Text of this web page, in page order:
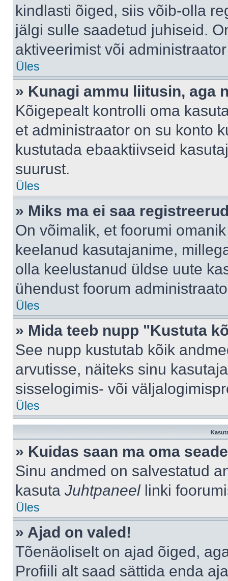
kindlasti õiged, siis võib-olla
jälgi sulle saadetud juhiseid.
aktiveerimist või
Üles
» Kunagi ammu liitusin, aga
Kõigepealt kontrolli oma
et administraator on su konto
kustutada ebaaktiivseid
suurust.
Üles
» Miks ma ei saa
On võimalik, et foorumi
keelanud kasutajanime,
olla keelustanud üldse uute
ühendust foorum
Üles
» Mida teeb nupp "Kustuta
See nupp kustutab kõik
arvutisse, näiteks sinu
sisselogimis- või
Üles
» Kuidas saan ma oma
Sinu andmed on salvestatud
kasuta Juhtpaneellinki
Üles
» Ajad on valed!
Tõenäoliselt on ajad õiged,
Profiili alt saad sättida enda